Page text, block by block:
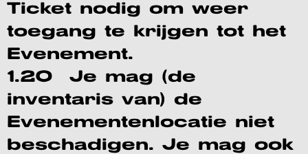
Ticket nodig om weer
toegang te krijgen tot het
Evenement.
1.20 Je mag (de
inventaris van) de
Evenementenlocatie niet
beschadigen. Je mag ook